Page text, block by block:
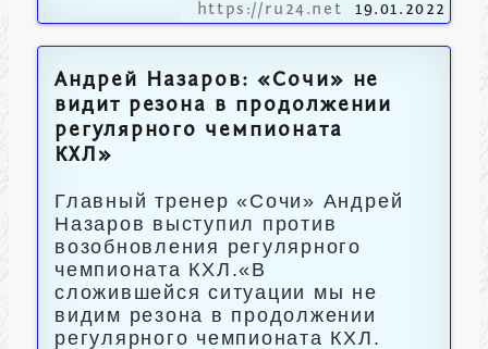
https://ru24.net 19.01.2022
Андрей Назаров: «Сочи» не
видит резона в продолжении
регулярного чемпионата
КХЛ»
Главный тренер «Сочи» Андрей
Назаров выступил против
возобновления регулярного
чемпионата КХЛ.«В
сложившейся ситуации мы не
видим резона в продолжении
регулярного чемпионата КХЛ.